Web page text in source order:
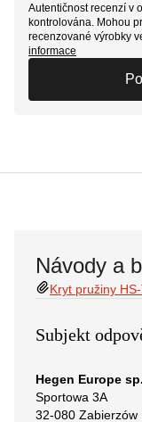
Autentičnost recenzí v
kontrolována. Mohou
recenzované výrobky
informace
Návody a
Kryt pružiny
Subjekt
Hegen Europe
Sportowa 3A
32-080 Zabierzów